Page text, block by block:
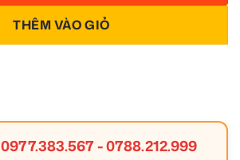
THÊM VÀO GIỎ
0977.383.567-0788.212.999